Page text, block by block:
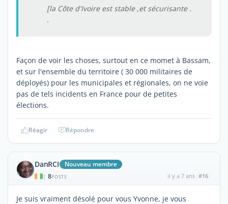
[la Côte d'Ivoire est stable ,et sécurisante .
.
Façon de voir les choses, surtout en ce momet à Bassam,
et sur l'ensemble du territoire ( 30 000 militaires de
déployés) pour les municipales et régionales, on ne voie
pas de tels incidents en France pour de petites
élections.
Réagir Répondre
DanRCI Nouveau membre
| 8POSTS il y a 7 ans #16
Je suis vraiment désolé pour vous Yvonne, je vous